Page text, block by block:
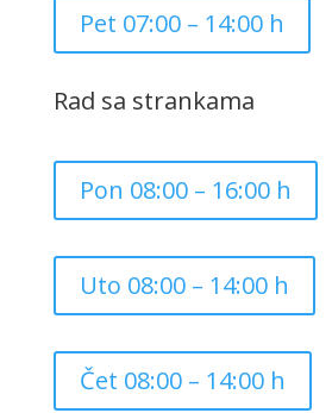
Pet 07:00 – 14:00 h
Rad sa strankama
Pon 08:00 – 16:00 h
Uto 08:00 – 14:00 h
Čet 08:00 – 14:00 h